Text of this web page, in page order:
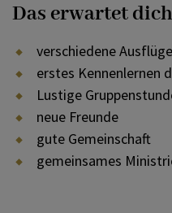
Das erwartet
verschiedene Ausflüge
erstes Kennenlernen
Lustige
neue Freunde
gute Gemeinschaft
gemeinsames